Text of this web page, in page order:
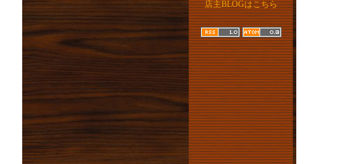
店主BLOGはこちら